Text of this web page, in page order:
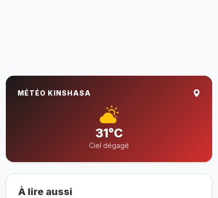
MÉTÉO KINSHASA
31°C
Ciel dégagé
À lire aussi